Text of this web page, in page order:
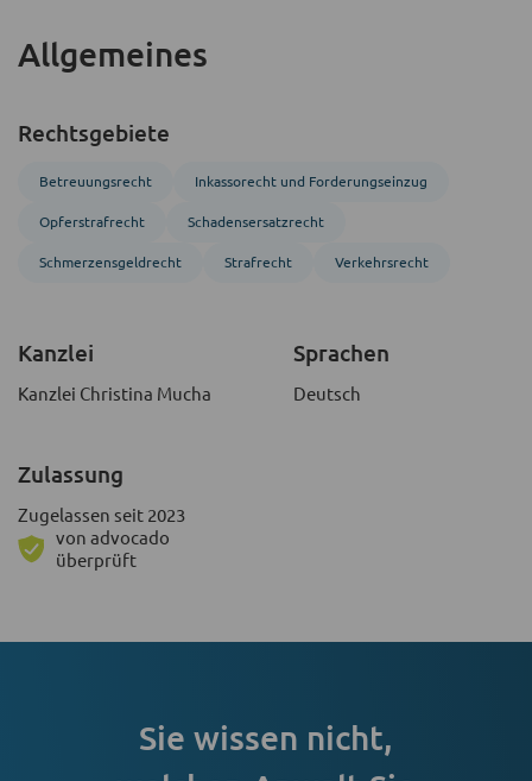
Allgemeines
Rechtsgebiete
Betreuungs­recht Inkasso­recht und Forderungs­einzug
Opferstrafrecht Schadensersatzrecht
Schmerzensgeldrecht Strafrecht Verkehrsrecht
Kanzlei
Kanzlei Christina Mucha
Sprachen
Deutsch
Zulassung
Zugelassen seit 2023
von advocado
überprüft
Sie wissen nicht,